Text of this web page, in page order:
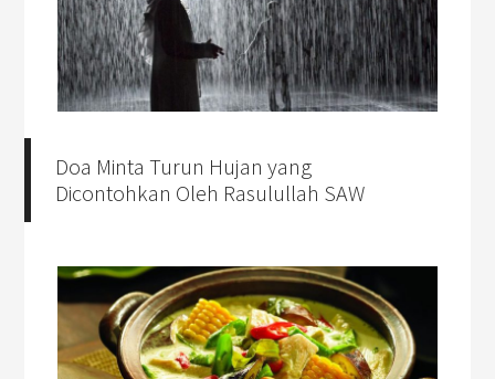
Doa Minta Turun Hujan yang
Dicontohkan Oleh Rasulullah SAW